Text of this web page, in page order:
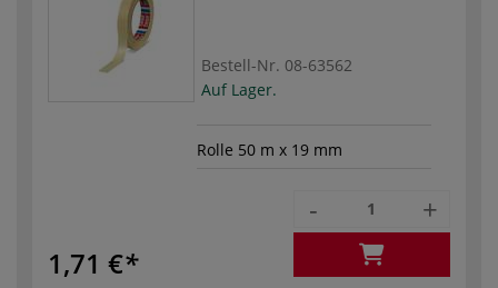
Bestell-Nr. 08-63562
Auf Lager.
Rolle 50 m x 19 mm
1,71 €
- +